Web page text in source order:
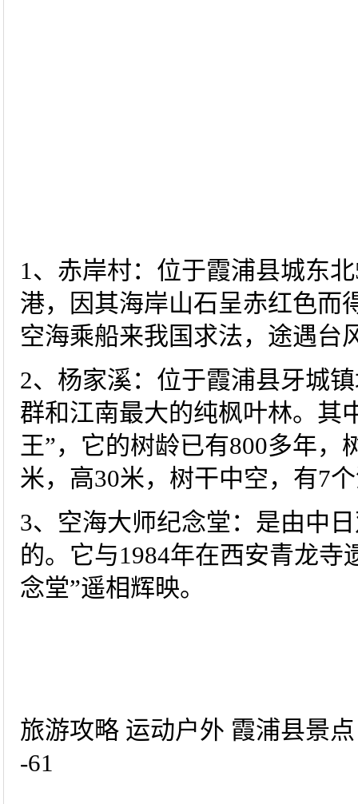
1、赤岸村：位于霞浦县城东
港，因其海岸山石呈赤红色而
空海乘船来我国求法，途遇台
2、杨家溪：位于霞浦县牙城
群和江南最大的纯枫叶林。其
王”，它的树龄已有800多年，
米，高30米，树干中空，有7
3、空海大师纪念堂：是由中
的。它与1984年在西安青龙寺
念堂”遥相辉映。
旅游攻略 运动户外 霞浦县景
-61